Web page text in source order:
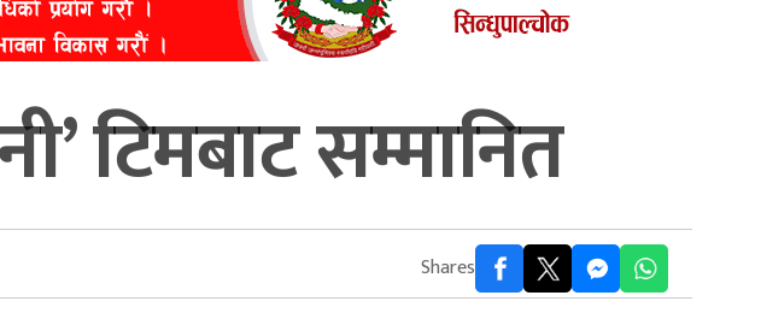
टिमबाट सम्मानित
Shares